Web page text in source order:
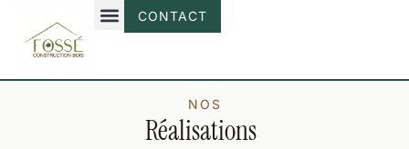
CONTACT
NOS
Réalisations